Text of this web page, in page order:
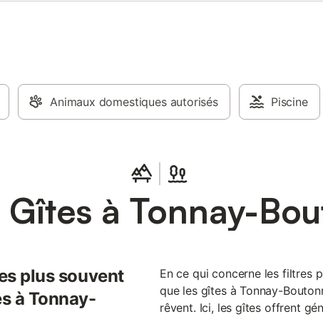
ouvert avec 2 canapés 2 places,
3 places, 5 fauteuils. 1 télévision.
aimez la lecture, un choix de livre
Animaux domestiques autorisés Piscine
Gîtes à Tonnay-
plus souvent
à Tonnay-
En ce qui concerne les filtres
que les gîtes à Tonnay-
rêvent. Ici, les gîtes offrent